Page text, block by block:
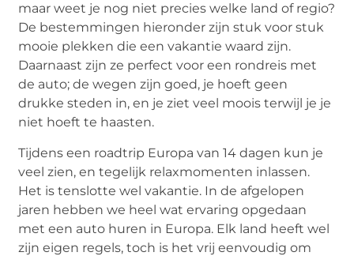
maar weet je nog niet precies welke land of regio?
De bestemmingen hieronder zijn stuk voor stuk
mooie plekken die een vakantie waard zijn.
Daarnaast zijn ze perfect voor een rondreis met
de auto; de wegen zijn goed, je hoeft geen
drukke steden in, en je ziet veel moois terwijl je je
niet hoeft te haasten.
Tijdens een roadtrip Europa van 14 dagen kun je
veel zien, en tegelijk relaxmomenten inlassen.
Het is tenslotte wel vakantie. In de afgelopen
jaren hebben we heel wat ervaring opgedaan
met een auto huren in Europa. Elk land heeft wel
zijn eigen regels, toch is het vrij eenvoudig om